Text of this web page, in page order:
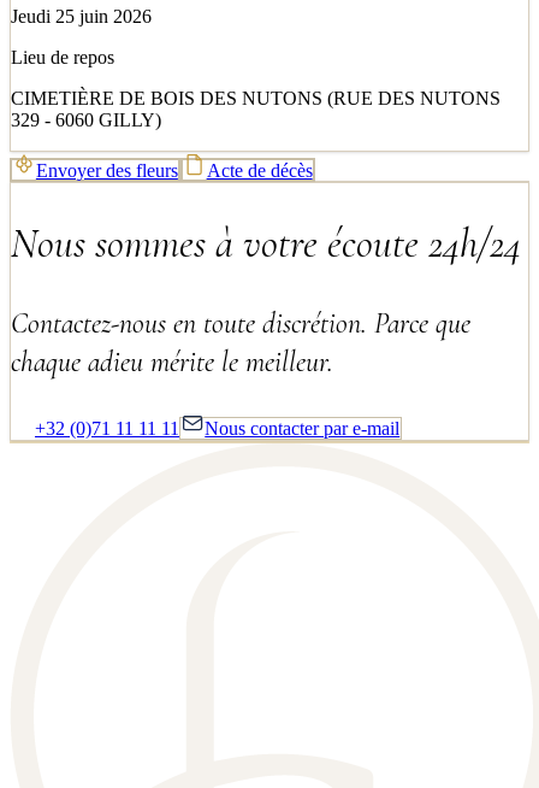
Jeudi 25 juin 2026
Lieu de repos
CIMETIÈRE DE BOIS DES NUTONS (RUE DES NUTONS
329 - 6060 GILLY)
Envoyer des fleurs Acte de décès
Nous sommes à votre écoute 24h/24
Contactez-nous en toute discrétion. Parce que
chaque adieu mérite le meilleur.
+32 (0)71 11 11 11 Nous contacter par e-mail